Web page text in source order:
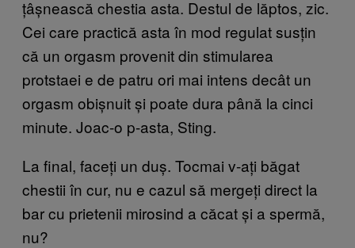
țâșnească chestia asta. Destul de lăptos, zic.
Cei care practică asta în mod regulat susțin
că un orgasm provenit din stimularea
protstaei e de patru ori mai intens decât un
orgasm obișnuit și poate dura până la cinci
minute. Joac-o p-asta, Sting.
La final, faceți un duș. Tocmai v-ați băgat
chestii în cur, nu e cazul să mergeți direct la
bar cu prietenii mirosind a căcat și a spermă,
nu?